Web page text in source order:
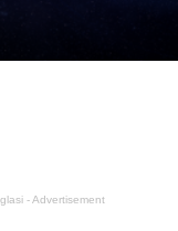
- Advertisement